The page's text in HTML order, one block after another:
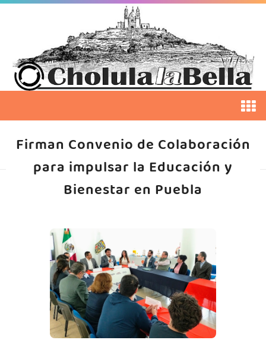
Firman Convenio de Colaboración
para impulsar la Educación y
Bienestar en Puebla